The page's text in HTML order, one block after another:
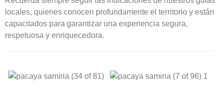
locales, quienes conocen profundamente el territorio y están
capacitados para garantizar una experiencia segura,
respetuosa y enriquecedora.